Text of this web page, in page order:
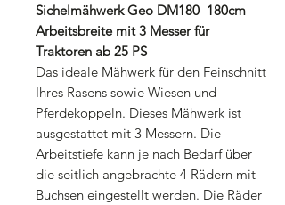
Sichelmähwerk Geo DM180 180cm
Arbeitsbreite mit 3 Messer für
Traktoren ab 25 PS
Das ideale Mähwerk für den Feinschnitt
Ihres Rasens sowie Wiesen und
Pferdekoppeln. Dieses Mähwerk ist
ausgestattet mit 3 Messern. Die
Arbeitstiefe kann je nach Bedarf über
die seitlich angebrachte 4 Rädern mit
Buchsen eingestellt werden. Die Räder